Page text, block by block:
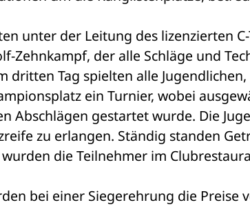
unter der Leitung des lizenzierten
Zehnkampf, der alle Schläge und
Tag spielten alle Jugendlichen,
ein Turnier, wobei
Abschlägen gestartet wurde. Die
zu erlangen. Ständig standen
die Teilnehmer im
bei einer Siegerehrung die Preise